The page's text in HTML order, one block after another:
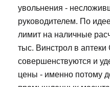
увольнения -
руководителем. По
лимит на наличные
тыс. Винстрол в
совершенствуются и
цены - именно потому